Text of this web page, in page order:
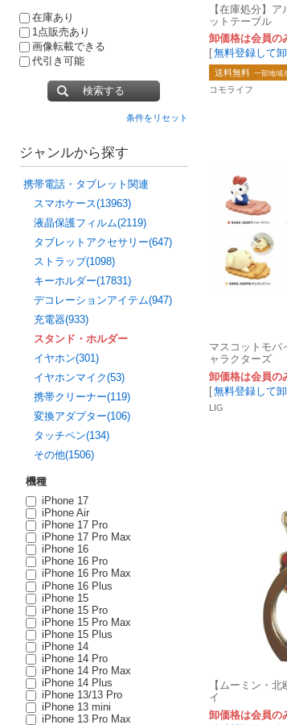
在庫あり
1点販売あり
画像転載できる
代引き可能
検索する
条件をリセット
ジャンルから探す
携帯電話・タブレット関連
スマホケース(13963)
液晶保護フィルム(2119)
タブレットアクセサリー(647)
ストラップ(1098)
キーホルダー(17831)
デコレーションアイテム(947)
充電器(933)
スタンド・ホルダー
イヤホン(301)
イヤホンマイク(53)
携帯クリーナー(119)
変換アダプター(106)
タッチペン(134)
その他(1506)
機種
iPhone 17
iPhone Air
iPhone 17 Pro
iPhone 17 Pro Max
iPhone 16
iPhone 16 Pro
iPhone 16 Pro Max
iPhone 16 Plus
iPhone 15
iPhone 15 Pro
iPhone 15 Pro Max
iPhone 15 Plus
iPhone 14
iPhone 14 Pro
iPhone 14 Pro Max
iPhone 14 Plus
iPhone 13/13 Pro
iPhone 13 mini
iPhone 13 Pro Max
【在庫処分】
ットテーブル
卸価格は会員の
[無料登録して
送料無料 一部地域
コモライフ
マスコットモ
ャラクターズ
卸価格は会員の
[無料登録して
LIG
【ムーミン・
イ
卸価格は会員の